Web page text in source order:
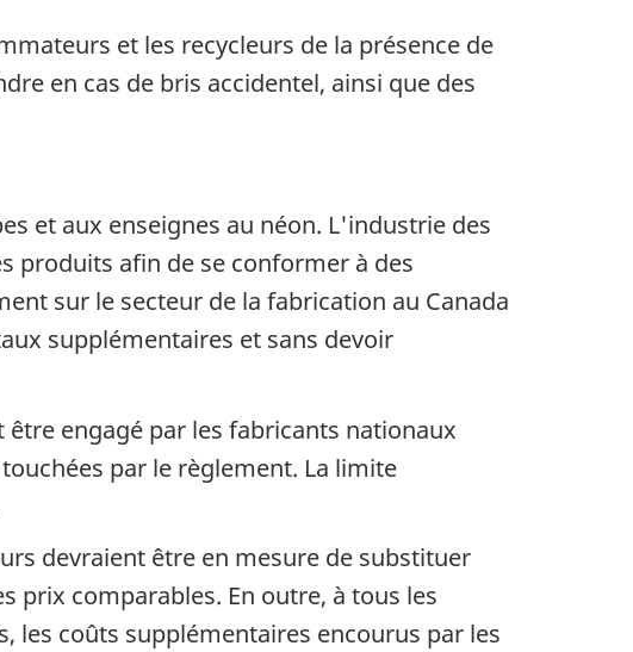
et les recycleurs de la présence de
en cas de bris accidentel, ainsi que des
et aux enseignes au néon. L'industrie des
produits afin de se conformer à des
sur le secteur de la fabrication au Canada
supplémentaires et sans devoir
engagé par les fabricants nationaux
par le règlement. La limite
devraient être en mesure de substituer
prix comparables. En outre, à tous les
les coûts supplémentaires encourus par les